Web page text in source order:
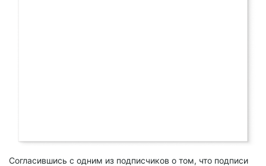
Согласившись с одним из подписчиков о том, что подписи